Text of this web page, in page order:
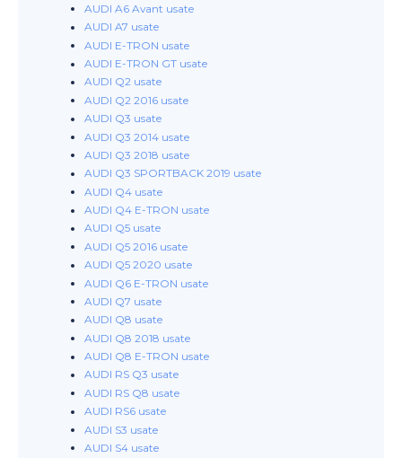
AUDI A6 Avant usate
AUDI A7 usate
AUDI E-TRON usate
AUDI E-TRON GT usate
AUDI Q2 usate
AUDI Q2 2016 usate
AUDI Q3 usate
AUDI Q3 2014 usate
AUDI Q3 2018 usate
AUDI Q3 SPORTBACK 2019 usate
AUDI Q4 usate
AUDI Q4 E-TRON usate
AUDI Q5 usate
AUDI Q5 2016 usate
AUDI Q5 2020 usate
AUDI Q6 E-TRON usate
AUDI Q7 usate
AUDI Q8 usate
AUDI Q8 2018 usate
AUDI Q8 E-TRON usate
AUDI RS Q3 usate
AUDI RS Q8 usate
AUDI RS6 usate
AUDI S3 usate
AUDI S4 usate